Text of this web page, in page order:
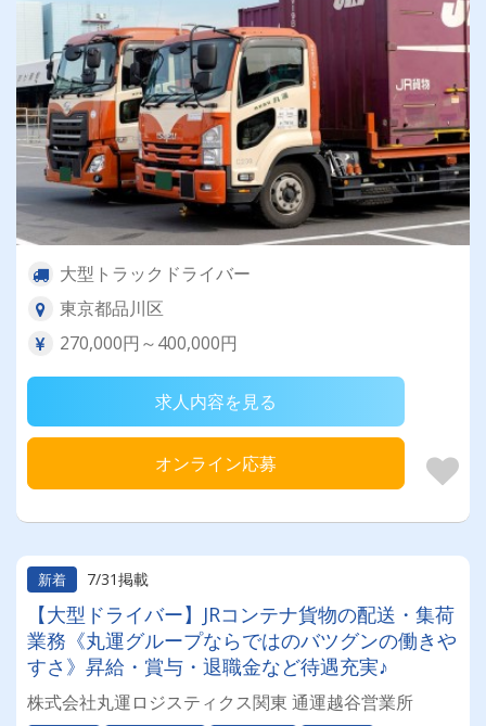
大型トラックドライバー
東京都品川区
270,000円～400,000円
求人内容を見る
オンライン応募
新着 7/31掲載
【大型ドライバー】JRコンテナ貨物の配送・集荷
業務《丸運グループならではのバツグンの働きや
すさ》昇給・賞与・退職金など待遇充実♪
株式会社丸運ロジスティクス関東 通運越谷営業所